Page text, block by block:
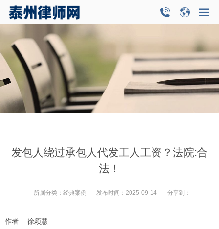
发包人绕过承包人代发工人工资？法院:合
法！
所属分类： 经典案例 发布时间： 2025-09-14 分享到：
作者： 徐颖慧